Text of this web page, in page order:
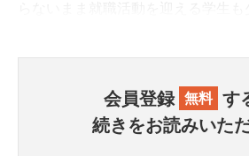
会員登録 無料 す
続きをお読みいた